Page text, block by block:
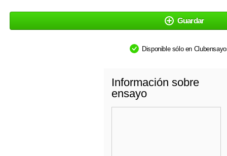
Guardar
Disponible sólo en
Información sobre
ensayo